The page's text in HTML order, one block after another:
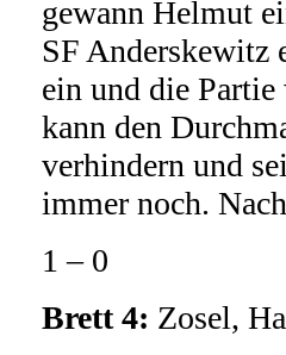
gewann Helmut
SF Anderskewitz
ein und die
kann den
verhindern und
immer noch.
1 – 0
Brett 4: Zosel,